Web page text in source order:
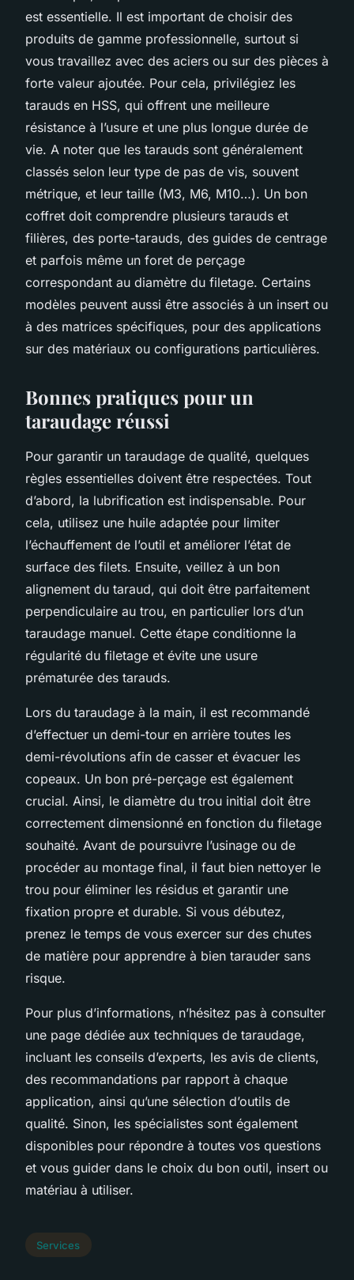
est essentielle. Il est important de choisir des
produits de gamme professionnelle, surtout si
vous travaillez avec des aciers ou sur des pièces à
forte valeur ajoutée. Pour cela, privilégiez les
tarauds en HSS, qui offrent une meilleure
résistance à l’usure et une plus longue durée de
vie. A noter que les tarauds sont généralement
classés selon leur type de pas de vis, souvent
métrique, et leur taille (M3, M6, M10…). Un bon
coffret doit comprendre plusieurs tarauds et
filières, des porte-tarauds, des guides de centrage
et parfois même un foret de perçage
correspondant au diamètre du filetage. Certains
modèles peuvent aussi être associés à un insert ou
à des matrices spécifiques, pour des applications
sur des matériaux ou configurations particulières.
Bonnes pratiques pour un
taraudage réussi
Pour garantir un taraudage de qualité, quelques
règles essentielles doivent être respectées. Tout
d’abord, la lubrification est indispensable. Pour
cela, utilisez une huile adaptée pour limiter
l’échauffement de l’outil et améliorer l’état de
surface des filets. Ensuite, veillez à un bon
alignement du taraud, qui doit être parfaitement
perpendiculaire au trou, en particulier lors d’un
taraudage manuel. Cette étape conditionne la
régularité du filetage et évite une usure
prématurée des tarauds.
Lors du taraudage à la main, il est recommandé
d’effectuer un demi-tour en arrière toutes les
demi-révolutions afin de casser et évacuer les
copeaux. Un bon pré-perçage est également
crucial. Ainsi, le diamètre du trou initial doit être
correctement dimensionné en fonction du filetage
souhaité. Avant de poursuivre l’usinage ou de
procéder au montage final, il faut bien nettoyer le
trou pour éliminer les résidus et garantir une
fixation propre et durable. Si vous débutez,
prenez le temps de vous exercer sur des chutes
de matière pour apprendre à bien tarauder sans
risque.
Pour plus d’informations, n’hésitez pas à consulter
une page dédiée aux techniques de taraudage,
incluant les conseils d’experts, les avis de clients,
des recommandations par rapport à chaque
application, ainsi qu’une sélection d’outils de
qualité. Sinon, les spécialistes sont également
disponibles pour répondre à toutes vos questions
et vous guider dans le choix du bon outil, insert ou
matériau à utiliser.
Services